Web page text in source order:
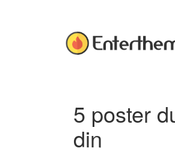
5 poster
din